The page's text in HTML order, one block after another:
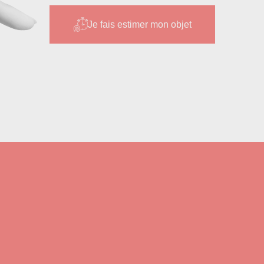
Je fais estimer mon objet